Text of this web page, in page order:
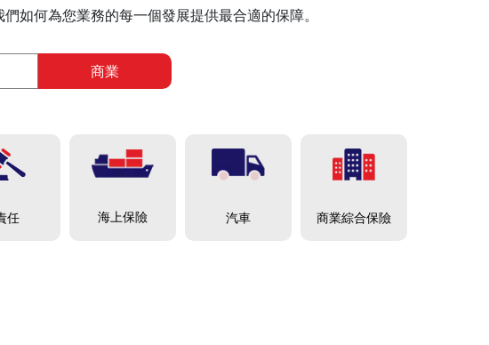
如何為您業務的每一個發展提供最合適的保障。
商業
任 海上保險 汽車 商業綜合保險